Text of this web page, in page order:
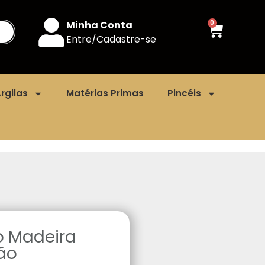
Minha Conta
Entre/Cadastre-se
0
Matérias Primas Pincéis
Madeira